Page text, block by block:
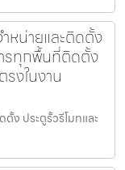
หน่ายและติดตั้ง
รทุกพื้นที่ติดตั้ง
งในงาน
ตั้ง ประตูรั้วรีโมทและ